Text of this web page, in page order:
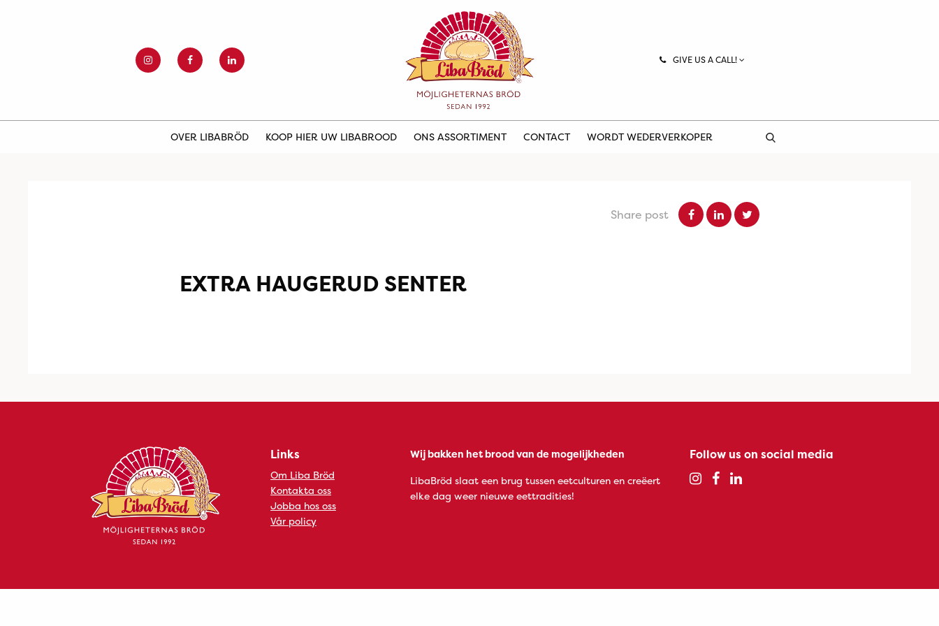
GIVE US A CALL!
OVER LIBABRÖD KOOP HIER UW LIBABROOD ONS ASSORTIMENT CONTACT WORDT WEDERVERKOPER
Share post
EXTRA HAUGERUD SENTER
Links
Om Liba Bröd
Kontakta oss
Jobba hos oss
Vår policy
Wij bakken het brood van de mogelijkheden
LibaBröd slaat een brug tussen eetculturen en creëert
elke dag weer nieuwe eettradities!
Follow us on social media